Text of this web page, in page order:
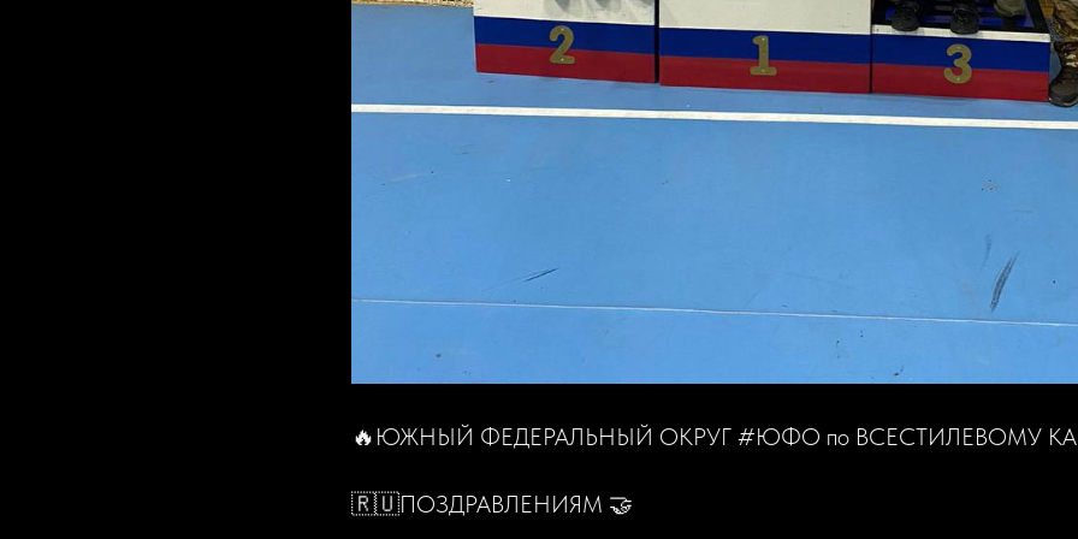
🔥ЮЖНЫЙ ФЕДЕРАЛЬНЫЙ ОКРУГ #ЮФО по ВСЕСТИЛЕВОМУ
🇷🇺ПОЗДРАВЛЕНИЯМ 🤝